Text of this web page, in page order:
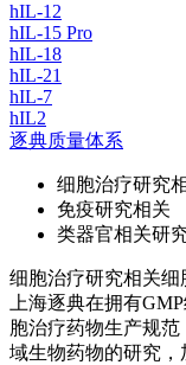
hIL-12
hIL-15 Pro
hIL-18
hIL-21
hIL-7
hIL2
逐典质量体系
细胞治疗研究
免疫研究相关
类器官相关研
细胞治疗研究相关细
上海逐典在拥有
胞治疗药物生产规
域生物药物的研究，